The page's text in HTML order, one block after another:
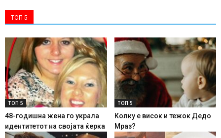
ТОП 5
ТОП 5
48-годишна жена го украла
идентитетот на својата ќерка
ТОП 5
Колку е висок и тежок Дедо
Мраз?